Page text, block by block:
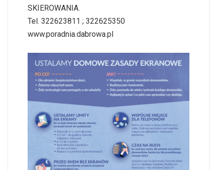
SKIEROWANIA.
Tel. 322623811 ; 322625350
www.poradnia.dabrowa.pl